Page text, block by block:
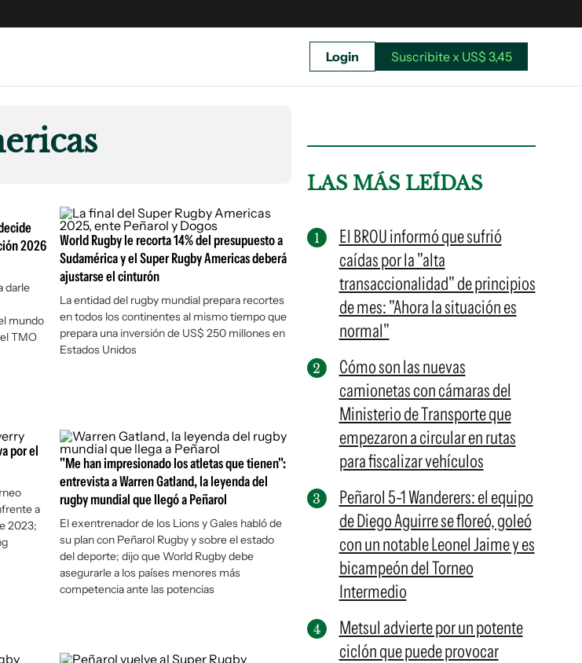
Suscribite x US$ 3,45
Login Suscribite x US$ 3,45
2026
darle
mundo
TMO
World Rugby le recorta 14% del presupuesto a
Sudamérica y el Super Rugby Americas deberá
ajustarse el cinturón
La entidad del rugby mundial prepara recortes
en todos los continentes al mismo tiempo que
prepara una inversión de US$ 250 millones en
Estados Unidos
por el
a
2023;
"Me han impresionado los atletas que tienen":
entrevista a Warren Gatland, la leyenda del
rugby mundial que llegó a Peñarol
El exentrenador de los Lions y Gales habló de
su plan con Peñarol Rugby y sobre el estado
del deporte; dijo que World Rugby debe
asegurarle a los países menores más
competencia ante las potencias
LAS MÁS LEÍDAS
El BROU informó que sufrió
caídas por la "alta
transaccionalidad" de principios
de mes: "Ahora la situación es
normal"
Cómo son las nuevas
camionetas con cámaras del
Ministerio de Transporte que
empezaron a circular en rutas
para fiscalizar vehículos
Peñarol 5-1 Wanderers: el equipo
de Diego Aguirre se floreó, goleó
con un notable Leonel Jaime y es
bicampeón del Torneo
Intermedio
Metsul advierte por un potente
ciclón que puede provocar